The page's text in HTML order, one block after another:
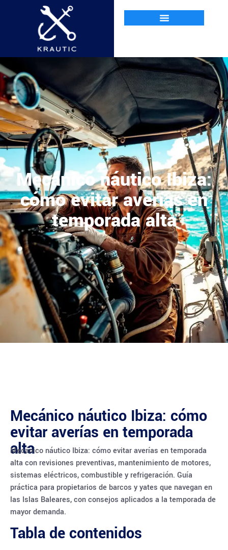
Mecánico náutico Ibiza:
cómo evitar averías en
temporada alta
Mecánico náutico Ibiza: cómo
evitar averías en temporada
alta
Mecánico náutico Ibiza: cómo evitar averías en temporada
alta con revisiones preventivas, mantenimiento de motores,
sistemas eléctricos, combustible y refrigeración. Guía
práctica para propietarios de barcos y yates que navegan en
las Islas Baleares, con consejos aplicados a la temporada de
mayor demanda.
Tabla de contenidos